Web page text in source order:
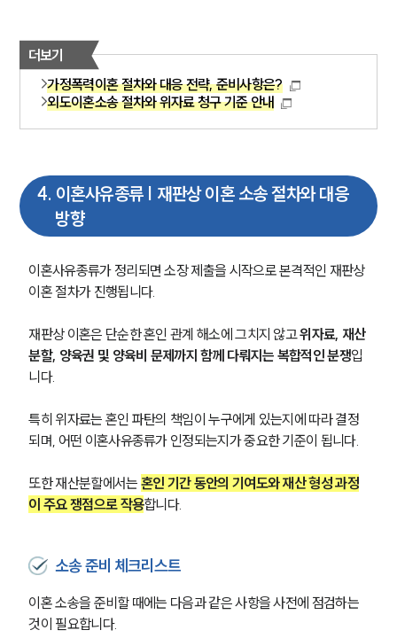
대륜의 강점
고객의 소리
통합검색
AI대륜
업무사례
이혼 주요 업무사례
사례분석/최신동향
이혼 법률정보
법률지식인
더보기
가정폭력이혼 절차와 대응 전략, 준비사항은?
외도이혼소송 절차와 위자료 청구 기준 안내
4. 이혼사유종류 | 재판상 이혼 소송 절차와 대응
방향
이혼사유종류가 정리되면 소장 제출을 시작으로 본격적인 재판상
이혼 절차가 진행됩니다.
재판상 이혼은 단순한 혼인 관계 해소에 그치지 않고 위자료, 재산
분할, 양육권 및 양육비 문제까지 함께 다뤄지는 복합적인 분쟁입
니다.
특히 위자료는 혼인 파탄의 책임이 누구에게 있는지에 따라 결정
되며, 어떤 이혼사유종류가 인정되는지가 중요한 기준이 됩니다.
또한 재산분할에서는 혼인 기간 동안의 기여도와 재산 형성 과정
이 주요 쟁점으로 작용합니다.
소송 준비 체크리스트
이혼 소송을 준비할 때에는 다음과 같은 사항을 사전에 점검하는
것이 필요합니다.